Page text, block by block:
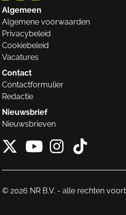
Algemeen
Algemene voorwaarden
Privacybeleid
Cookiebeleid
Vacatures
Contact
Contactformulier
Redactie
Nieuwsbrief
Nieuwsbrieven
X van
© 2026 NR B.V. - alle rechten